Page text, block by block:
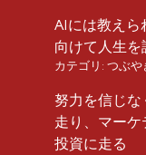
AIには教え
向けて人生
カテゴリ: つぶや
努力を信じ
走り、マー
投資に走る